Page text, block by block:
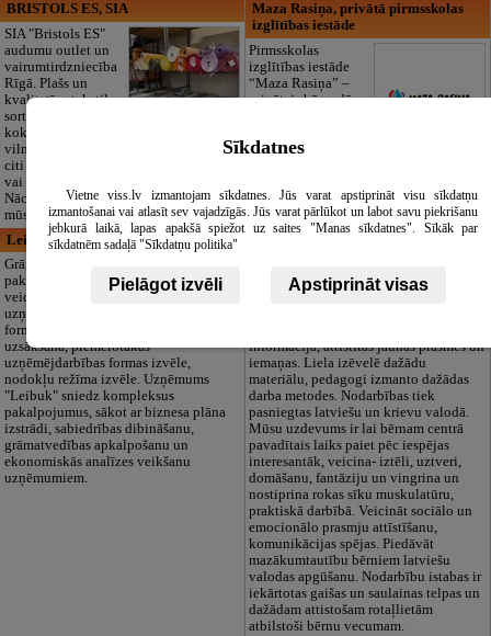
BRISTOLS ES, SIA
SIA "Bristols ES"
audumu outlet un
vairumtirdzniecība
Rīgā. Plašs un
kvalitatīvs tekstila
sortiments:
kokvilna, lins, zīds,
vilna, trikotāža un
citi audumi šūšanai
vai ražošanai.
Nāciet un iepazīstieties ar pilnu klāstu
mūsu noliktavā klātienē!
Maza Rasiņa, privātā pirmsskolas
izglītības iestāde
Pirmsskolas
izglītības iestāde
“Maza Rasiņa” –
privātais bērnudārzs
no 10 mēnešiem
pulciņi, liela zaļa teritorija un 3x
ēdināšana. Strādājam visu gadu!
Leibuk, IK
Grāmatvedības
pakalpojumi visa
veida
uzņēmējdarbības
formām.Konsultācijas biznesa
uzsākšanā, piemērotākās
uzņēmējdarbības formas izvēle,
nodokļu režīma izvēle. Uzņēmums
"Leibuk" sniedz kompleksus
pakalpojumus, sākot ar biznesa plāna
izstrādi, sabiedrības dibināšanu,
grāmatvedības apkalpošanu un
ekonomiskās analīzes veikšanu
uzņēmumiem.
Bērnības sala, bērnu pieskatīšanas
Bērnu centra tiks
organizētas radošas
informācija, attīstītas jaunas prasmes un
iemaņas. Liela izēvelē dažādu
materiālu, pedagogi izmanto dažādas
darba metodes. Nodarbības tiek
pasniegtas latviešu un krievu valodā.
Mūsu uzdevums ir lai bērnam centrā
pavadītais laiks paiet pēc iespējas
interesantāk, veicina- iztēli, uztveri,
domāšanu, fantāziju un vingrina un
nostiprina rokas sīku muskulatūru,
praktiskā darbībā. Veicināt sociālo un
emocionālo prasmju attīstīšanu,
komunikācijas spējas. Piedāvāt
mazākumtautību bērniem latviešu
valodas apgūšanu. Nodarbību istabas ir
iekārtotas gaišas un saulainas telpas un
dažādam attistošam rotaļlietām
atbilstoši bērnu vecumam.
Sīkdatnes
Vietne viss.lv izmantojam sīkdatnes. Jūs varat apstiprināt visu sīkdatņu
izmantošanai vai atlasīt sev vajadzīgās. Jūs varat pārlūkot un labot savu piekrišanu
jebkurā laikā, lapas apakšā spiežot uz saites "Manas sīkdatnes". Sīkāk par
sīkdatnēm sadaļā "Sīkdatņu politika"
Pielāgot izvēli Apstiprināt visas